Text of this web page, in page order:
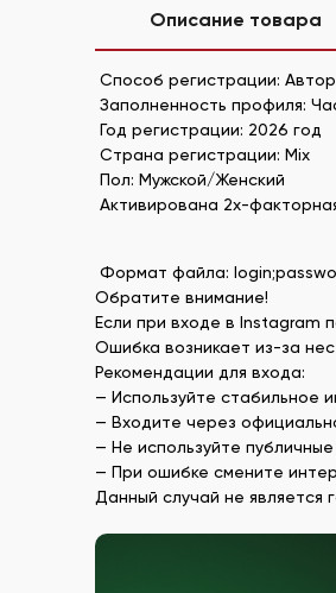
Описание товара
Способ регистрации:
Заполненность профиля:
Год регистрации: 2026 год
Страна регистрации: Mix
Пол: Мужской/Женский
Активирована 2х-
Формат файла:
Обратите внимание!
Если при входе в Instagram
Ошибка возникает из-за
Рекомендации для входа:
— Используйте стабильное
— Входите через
— Не используйте
— При ошибке смените
Данный случай не является